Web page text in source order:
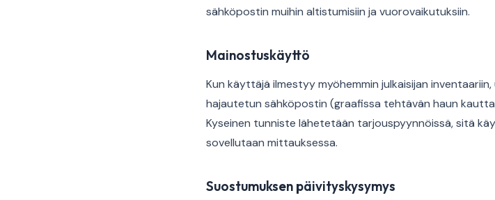
sähköpostin muihin altistumisiin ja vuorovaikutuksiin.
Mainostuskäyttö
Kun käyttäjä ilmestyy myöhemmin julkaisijan
hajautetun sähköpostin (graafissa tehtävän haun
Kyseinen tunniste lähetetään tarjouspyynnöissä, sitä
sovellutaan mittauksessa.
Suostumuksen päivityskysymys